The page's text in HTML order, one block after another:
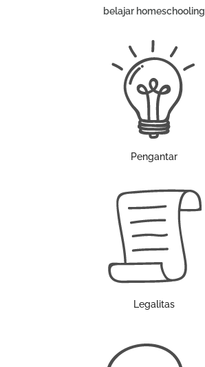
belajar homeschooling
Pengantar
Legalitas